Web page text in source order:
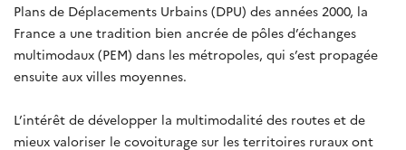
Plans de Déplacements Urbains (DPU) des années 2000, la
France a une tradition bien ancrée de pôles d’échanges
multimodaux (PEM) dans les métropoles, qui s’est propagée
ensuite aux villes moyennes.
L’intérêt de développer la multimodalité des routes et de
mieux valoriser le covoiturage sur les territoires ruraux ont